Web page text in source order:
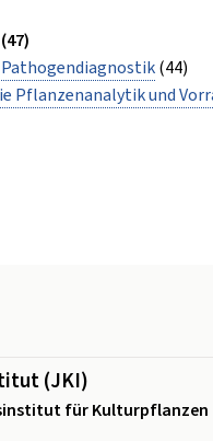
(47)
(44)
Pflanzenanalytik und
(JKI)
für Kulturpflanzen